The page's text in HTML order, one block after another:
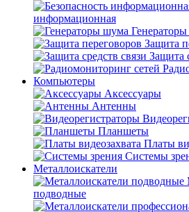
информационная
Защита
Защита
Компьютеры
Аксессуары
Антенны
Планшеты
Платы
Системы
Металлоискатели
подводные